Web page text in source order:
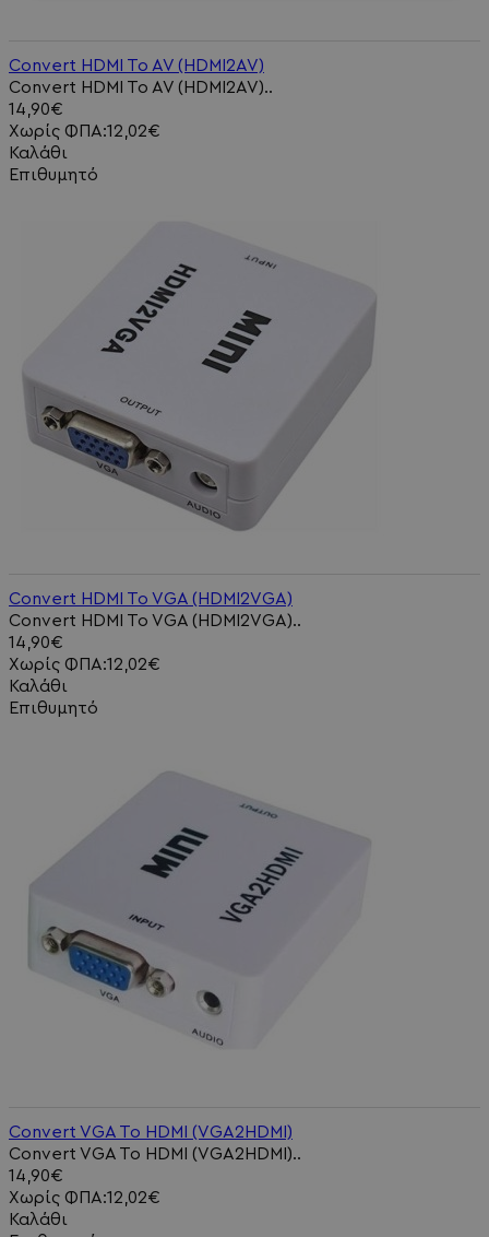
Convert HDMI To AV (HDMI2AV)
Convert HDMI To AV (HDMI2AV)..
14,90€
Χωρίς ΦΠΑ:12,02€
Καλάθι
Επιθυμητό
Convert HDMI To VGA (HDMI2VGA)
Convert HDMI To VGA (HDMI2VGA)..
14,90€
Χωρίς ΦΠΑ:12,02€
Καλάθι
Επιθυμητό
Convert VGA To HDMI (VGA2HDMI)
Convert VGA To HDMI (VGA2HDMI)..
14,90€
Χωρίς ΦΠΑ:12,02€
Καλάθι